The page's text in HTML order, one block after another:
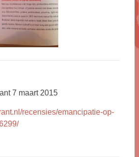
7 maart 2015
recensies/emancipatie-op-